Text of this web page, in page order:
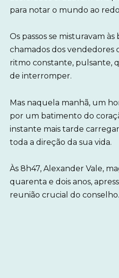
para notar o mundo ao
Os passos se misturavam às
chamados dos vendedores
ritmo constante, pulsante,
de interromper.
Mas naquela manhã, um
por um batimento do
instante mais tarde
toda a direção da sua vida.
Às 8h47, Alexander Vale,
quarenta e dois anos,
reunião crucial do conselho.